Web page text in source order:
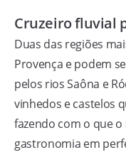
Cruzeiro fluvial
Duas das regiões
Provença e podem
pelos rios Saôna e
vinhedos e castelos
fazendo com o que
gastronomia em